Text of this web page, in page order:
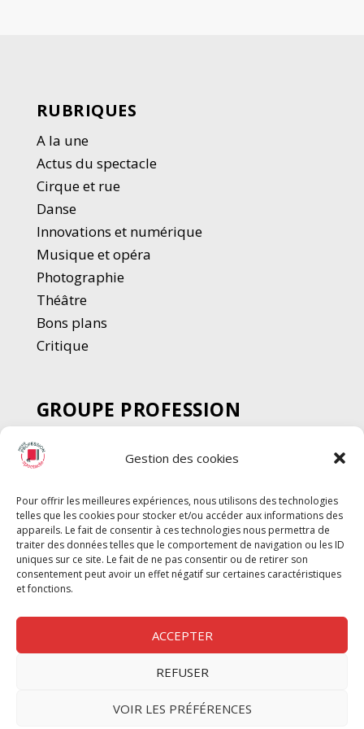
Gestion des cookies
Pour offrir les meilleures expériences, nous utilisons des technologies
telles que les cookies pour stocker et/ou accéder aux informations des
appareils. Le fait de consentir à ces technologies nous permettra de
traiter des données telles que le comportement de navigation ou les ID
uniques sur ce site. Le fait de ne pas consentir ou de retirer son
consentement peut avoir un effet négatif sur certaines caractéristiques
et fonctions.
ACCEPTER
REFUSER
VOIR LES PRÉFÉRENCES
RUBRIQUES
A la une
Actus du spectacle
Cirque et rue
Danse
Innovations et numérique
Musique et opéra
Photographie
Théâtre
Bons plans
Critique
GROUPE PROFESSION
SPECTACLE
Chèque Intermittents
Chèque Compta
Chèque Emploi Spectacle
G-Pods
Profession Audio-visuel
Nous contacter